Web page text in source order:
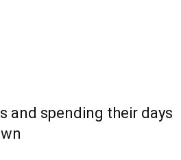
and spending their days